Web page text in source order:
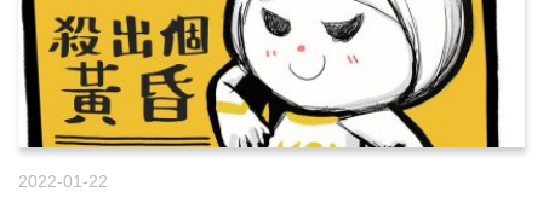
2022-01-22